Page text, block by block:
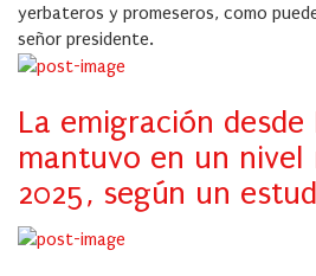
yerbateros y promeseros, como
señor presidente.
La emigración desde
mantuvo en un nivel
2025, según un